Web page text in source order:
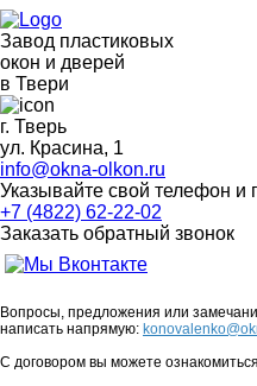
Завод пластиковых
окон и дверей
в Твери
г. Тверь
ул. Красина, 1
info@okna-olkon.ru
Указывайте свой телефон и
+7 (4822) 62-22-02
Заказать обратный звонок
Вопросы, предложения или
написать напрямую:
С договором вы можете